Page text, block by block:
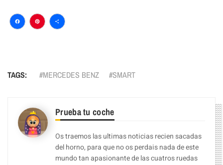
Facebook
Pinterest
Compartir
TAGS: MERCEDES BENZ SMART
Prueba tu coche
Os traemos las ultimas noticias recien sacadas
del horno, para que no os perdais nada de este
mundo tan apasionante de las cuatros ruedas